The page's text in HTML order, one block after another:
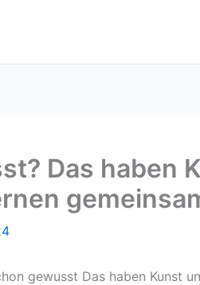
Das haben